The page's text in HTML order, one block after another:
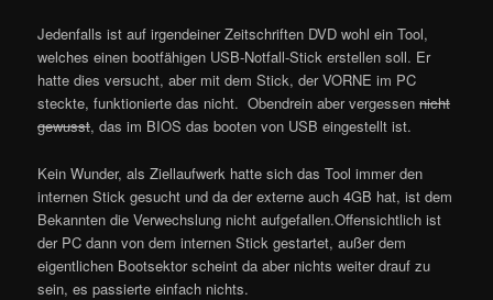
Jedenfalls ist auf irgendeiner Zeitschriften DVD wohl ein Tool,
welches einen bootfähigen USB-Notfall-Stick erstellen soll. Er
hatte dies versucht, aber mit dem Stick, der VORNE im PC
steckte, funktionierte das nicht. Obendrein aber vergessennicht
gewusst, das im BIOS das booten von USB eingestellt ist.
Kein Wunder, als Ziellaufwerk hatte sich das Tool immer den
internen Stick gesucht und da der externe auch 4GB hat, ist dem
Bekannten die Verwechslung nicht aufgefallen.Offensichtlich ist
der PC dann von dem internen Stick gestartet, außer dem
eigentlichen Bootsektor scheint da aber nichts weiter drauf zu
sein, es passierte einfach nichts.